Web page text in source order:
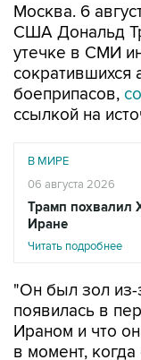
Москва. 6
США Дональд
утечке в СМИ
сократившихся
боеприпасов,
ссылкой на
В МИРЕ
06 августа 2026
Трамп похвалил
Иране
Читать подробнее
"Он был зол из-
появилась в
Ираном и что
в момент,